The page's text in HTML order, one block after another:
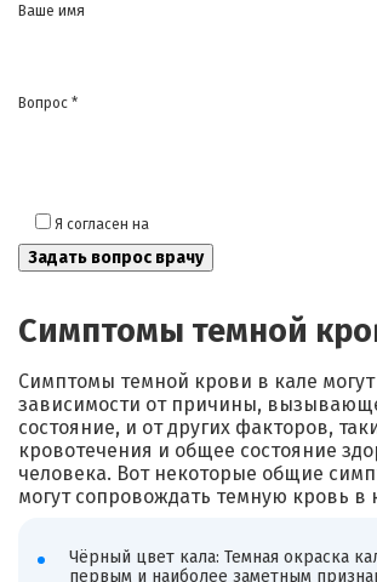
Ваше имя
Вопрос *
Я согласен на
Симптомы темной
Симптомы темной крови в кале
зависимости от причины,
состояние, и от других факторов,
кровотечения и общее состояние
человека. Вот некоторые общие
могут сопровождать темную кровь в
Чёрный цвет кала: Темная окраска
первым и наиболее заметным